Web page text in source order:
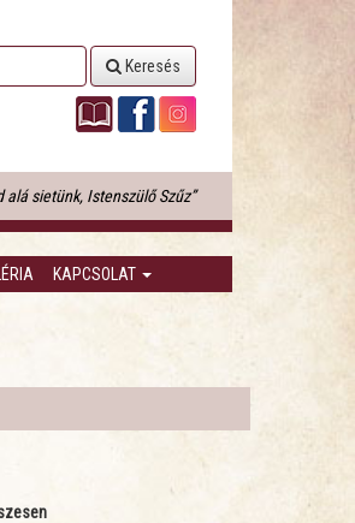
Keresés
alá sietünk, Istenszülő Szűz”
KAPCSOLAT